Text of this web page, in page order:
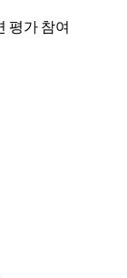
평가 참여